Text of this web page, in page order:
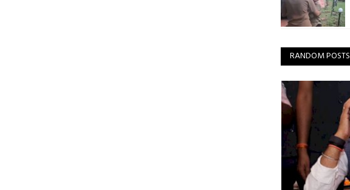
RANDOM POSTS